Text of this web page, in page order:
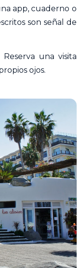
app, cuaderno o
son señal de
Reserva una visita
ojos.